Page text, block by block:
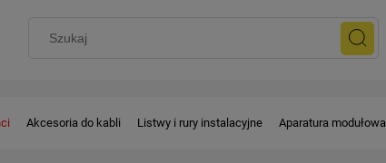
Akcesoria do kabli Listwy i rury instalacyjne Aparatura modułowa